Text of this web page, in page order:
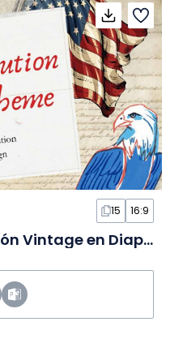
15 16:9
Minitema de Constitución Vintage en Diapositivas